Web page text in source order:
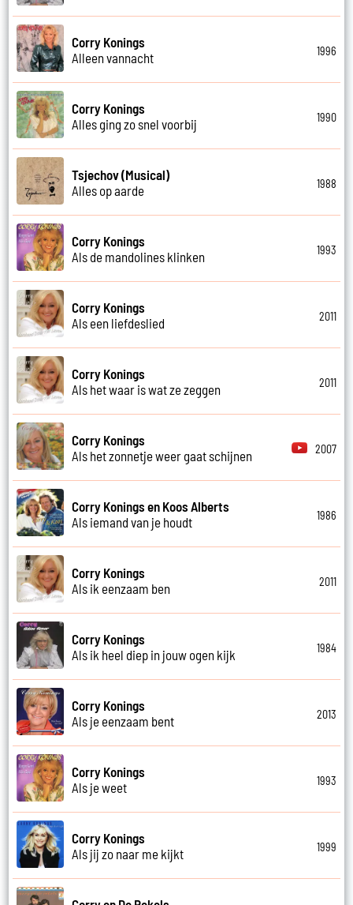
Corry Konings
Alleen vannacht
1996
Corry Konings
Alles ging zo snel voorbij
1990
Tsjechov (Musical)
Alles op aarde
1988
Corry Konings
Als de mandolines klinken
1993
Corry Konings
Als een liefdeslied
2011
Corry Konings
Als het waar is wat ze zeggen
2011
Corry Konings
Als het zonnetje weer gaat schijnen
2007
Corry Konings en Koos Alberts
Als iemand van je houdt
1986
Corry Konings
Als ik eenzaam ben
2011
Corry Konings
Als ik heel diep in jouw ogen kijk
1984
Corry Konings
Als je eenzaam bent
2013
Corry Konings
Als je weet
1993
Corry Konings
Als jij zo naar me kijkt
1999